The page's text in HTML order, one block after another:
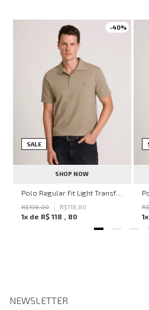
-40%
SALE
SHOP NOW
Polo Regular Fit Light Transfer Bege Médio John John Masculina
R$198,00 R$118,80
1x de R$ 118 , 80
R$
1
NEWSLETTER